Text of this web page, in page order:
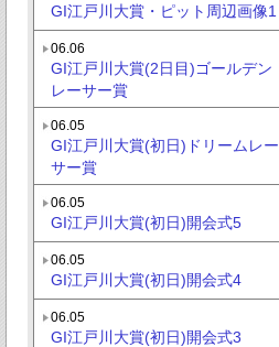
GI江戸川大賞・ピット周辺画像1
06.06
GI江戸川大賞(2日目)ゴールデン
レーサー賞
06.05
GI江戸川大賞(初日)ドリームレー
サー賞
06.05
GI江戸川大賞(初日)開会式5
06.05
GI江戸川大賞(初日)開会式4
06.05
GI江戸川大賞(初日)開会式3